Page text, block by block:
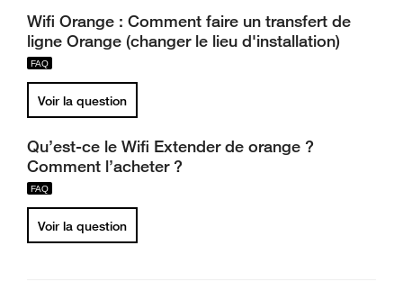
Wifi Orange : Comment faire un transfert de
ligne Orange (changer le lieu d'installation)
Voir la question
Qu’est-ce le Wifi Extender de orange ?
Comment l’acheter ?
Voir la question